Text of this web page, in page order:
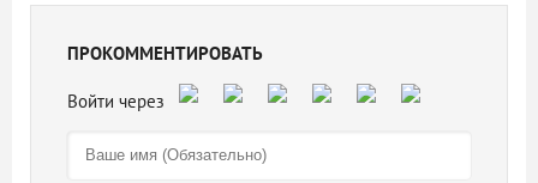
ПРОКОММЕНТИРОВАТЬ